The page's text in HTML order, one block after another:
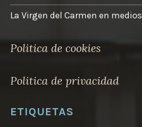
La Virgen del Carmen en medios
Politica de cookies
Politica de privacidad
ETIQUETAS